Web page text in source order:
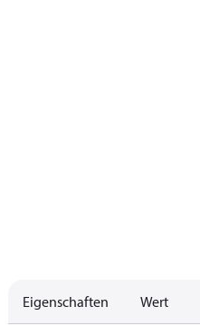
Eigenschaften Wert